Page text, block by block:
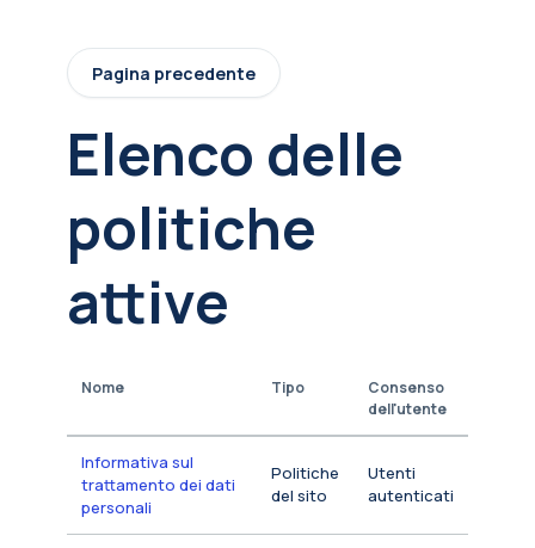
Pagina precedente
Elenco delle
politiche
attive
Nome Tipo
Consenso
dell'utente
Informativa sul
trattamento dei dati
personali
Politiche
del sito
Utenti
autenticati